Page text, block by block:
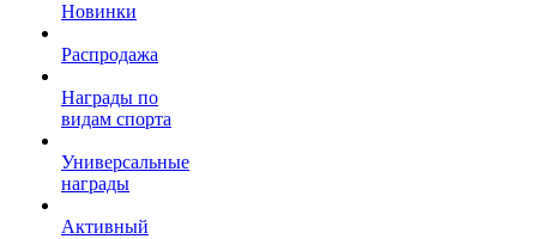
Новинки
Распродажа
Награды по
видам спорта
Универсальные
награды
Активный